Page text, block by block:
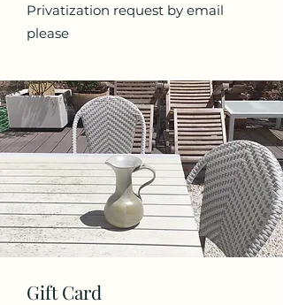
Privatization request by email
please
Gift Card